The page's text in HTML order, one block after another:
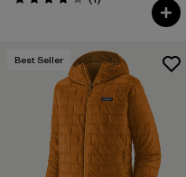
Valoración: 4.0 / 5
Best Seller